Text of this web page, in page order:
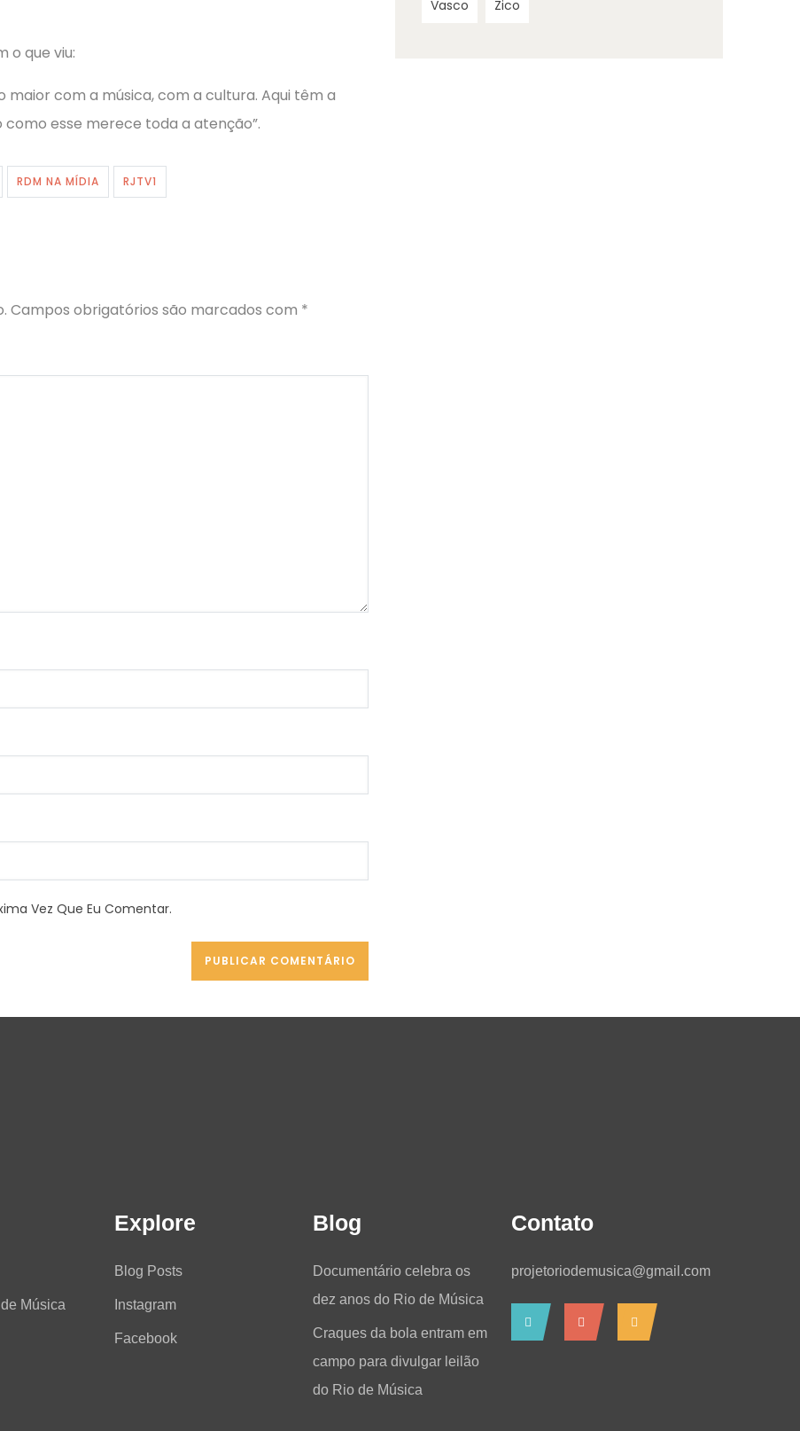
o que viu:
maior com a música, com a cultura. Aqui têm a
esse merece toda a atenção”.
RDM NA MÍDIA RJTV1
Campos obrigatórios são marcados com *
Vez Que Eu Comentar.
Vasco Zico
Música
Explore
Blog Posts
Instagram
Facebook
Blog
Documentário celebra os
dez anos do Rio de Música
Craques da bola entram em
campo para divulgar leilão
do Rio de Música
Contato
projetoriodemusica@gmail.com